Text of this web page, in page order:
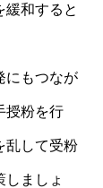
緩和すると
にもつなが
授粉を行
乱して受粉
ましょ